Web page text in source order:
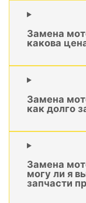
Замена
какова
Замена
как долго
Замена
могу ли я
запчасти